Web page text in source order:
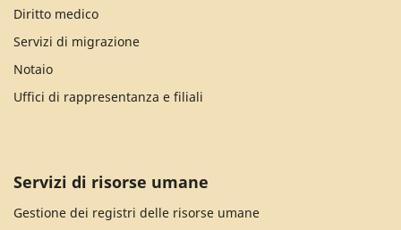
Diritto medico
Servizi di migrazione
Notaio
Uffici di rappresentanza e filiali
Servizi di risorse umane
Gestione dei registri delle risorse umane